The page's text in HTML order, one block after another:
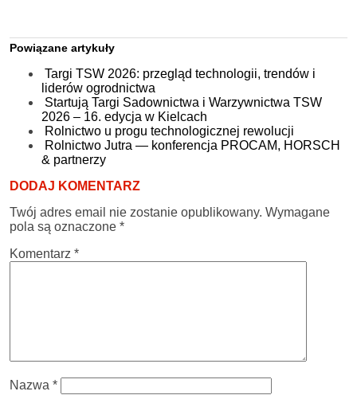
Powiązane artykuły
Targi TSW 2026: przegląd technologii, trendów i
liderów ogrodnictwa
Startują Targi Sadownictwa i Warzywnictwa TSW
2026 – 16. edycja w Kielcach
Rolnictwo u progu technologicznej rewolucji
Rolnictwo Jutra — konferencja PROCAM, HORSCH
& partnerzy
DODAJ KOMENTARZ
Twój adres email nie zostanie opublikowany. Wymagane
pola są oznaczone *
Komentarz *
Nazwa *